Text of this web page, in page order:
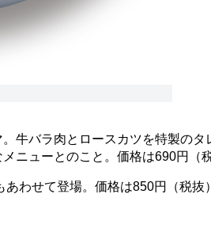
牛バラ肉とロースカツを特製のタ
ニューとのこと。価格は690円（税
わせて登場。価格は850円（税抜